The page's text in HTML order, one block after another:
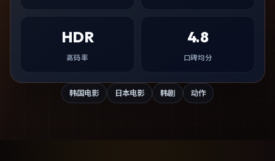
HDR
高码率
4.8
口碑均分
韩国电影 日本电影 韩剧 动作